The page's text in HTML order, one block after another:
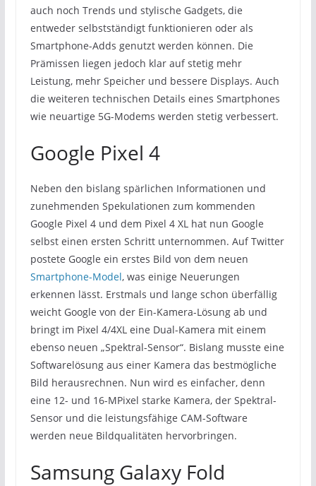
auch noch Trends und stylische Gadgets, die
entweder selbstständigt funktionieren oder als
Smartphone-Adds genutzt werden können. Die
Prämissen liegen jedoch klar auf stetig mehr
Leistung, mehr Speicher und bessere Displays. Auch
die weiteren technischen Details eines Smartphones
wie neuartige 5G-Modems werden stetig verbessert.
Google Pixel 4
Neben den bislang spärlichen Informationen und
zunehmenden Spekulationen zum kommenden
Google Pixel 4 und dem Pixel 4 XL hat nun Google
selbst einen ersten Schritt unternommen. Auf Twitter
postete Google ein erstes Bild von dem neuen
Smartphone-Model, was einige Neuerungen
erkennen lässt. Erstmals und lange schon überfällig
weicht Google von der Ein-Kamera-Lösung ab und
bringt im Pixel 4/4XL eine Dual-Kamera mit einem
ebenso neuen „Spektral-Sensor“. Bislang musste eine
Softwarelösung aus einer Kamera das bestmögliche
Bild herausrechnen. Nun wird es einfacher, denn
eine 12- und 16-MPixel starke Kamera, der Spektral-
Sensor und die leistungsfähige CAM-Software
werden neue Bildqualitäten hervorbringen.
Samsung Galaxy Fold